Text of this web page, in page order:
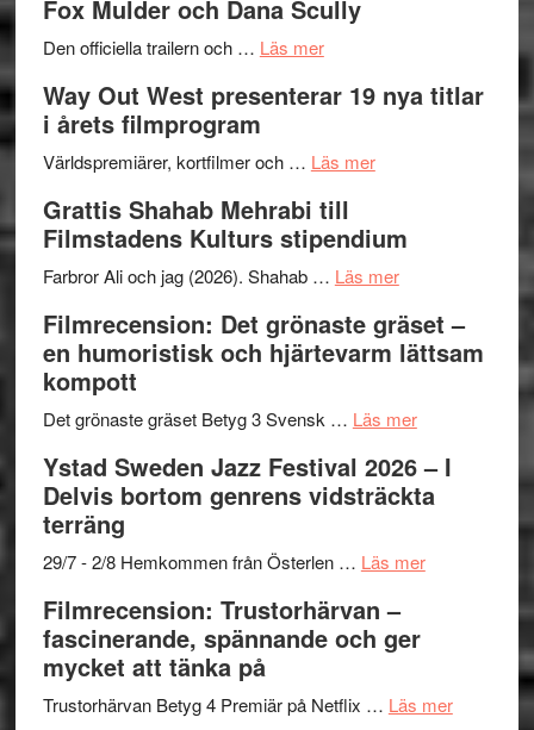
kväll
II
Fox Mulder och Dana Scully
Den officiella trailern och … Läs merom
trailern
The
Files:
I
Want
Believe
–
Frankenshtey
med
Fox
och
Scully
Way Out West presenterar 19 nya titlar
i årets filmprogram
Världspremiärer, kortfilmer och … Läs merom
West
presenterar
nya
titlar
årets
Grattis Shahab Mehrabi till
Filmstadens Kulturs stipendium
Farbror Ali och jag (2026). Shahab … Läs merom
Shahab
Mehrabi
Filmstadens
stipendium
Filmrecension: Det grönaste gräset –
en humoristisk och hjärtevarm lättsam
kompott
Det grönaste gräset Betyg 3 Svensk … Läs merom
Det
grönaste
–
och
lättsam
Ystad Sweden Jazz Festival 2026 – I
Delvis bortom genrens vidsträckta
terräng
29/7 - 2/8 Hemkommen från Österlen … Läs merom
2026
Filmrecension: Trustorhärvan –
fascinerande, spännande och ger
mycket att tänka på
Trustorhärvan Betyg 4 Premiär på Netflix … Läs merom